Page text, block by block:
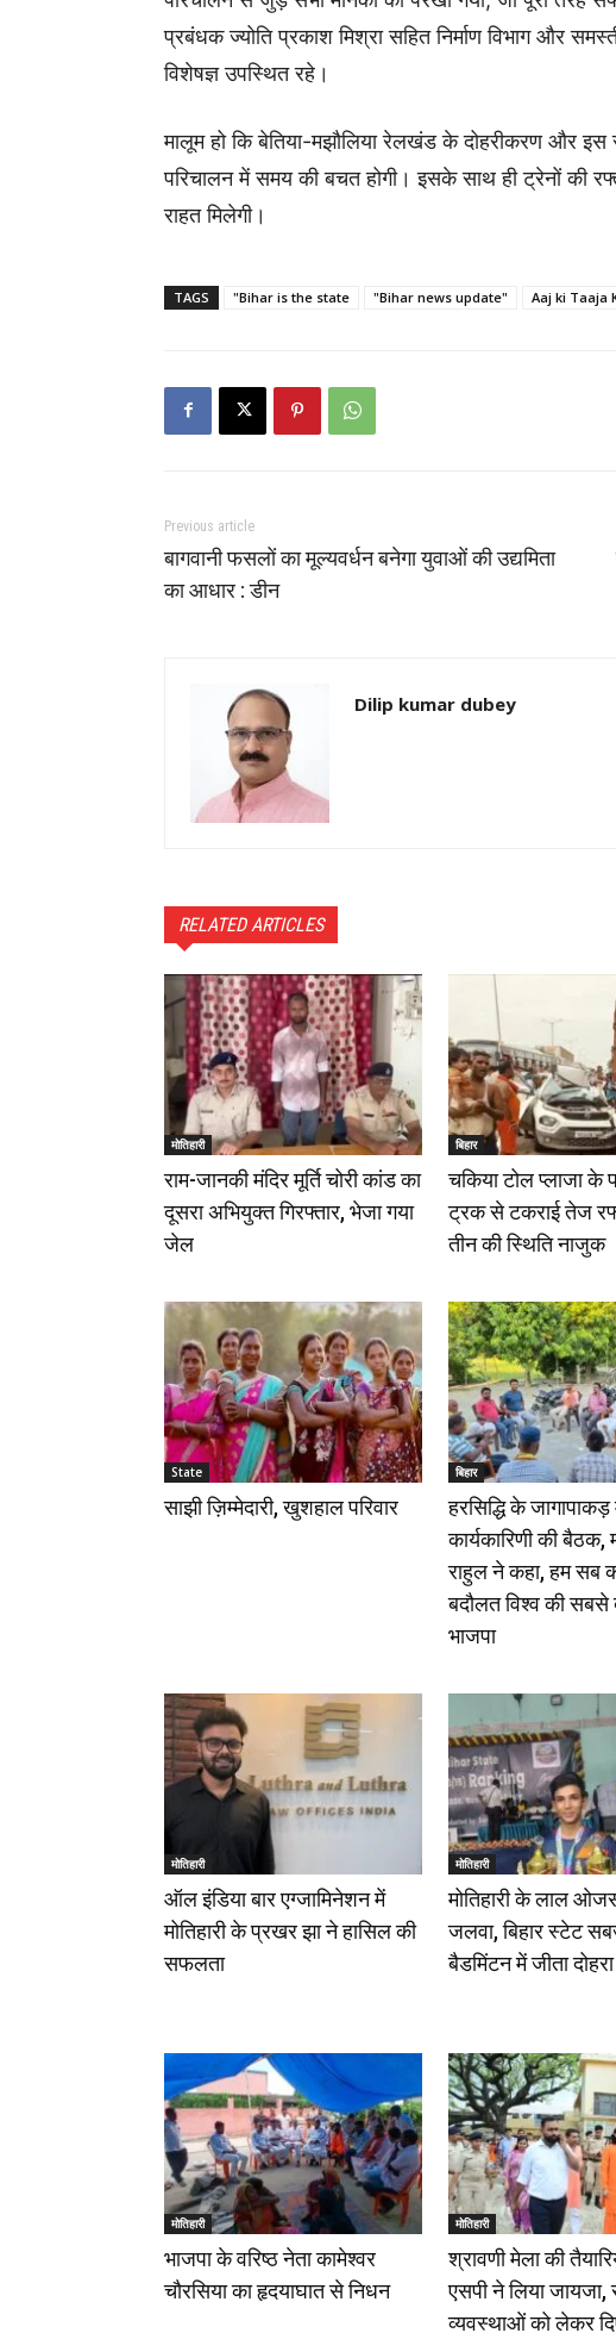
प्रबंधक ज्योति प्रकाश मिश्रा सहित निर्माण विभाग और
विशेषज्ञ उपस्थित रहे।
मालूम हो कि बेतिया-मझौलिया रेलखंड के दोहरीकरण और
परिचालन में समय की बचत होगी। इसके साथ ही ट्रेनों की
राहत मिलेगी।
TAGS "Bihar is the state "Bihar news update" Aaj ki Taaja
Previous article
बागवानी फसलों का मूल्यवर्धन बनेगा युवाओं की उद्यमिता
का आधार : डीन
Dilip kumar dubey
RELATED ARTICLES
मोतिहारी
राम-जानकी मंदिर मूर्ति चोरी कांड का
दूसरा अभियुक्त गिरफ्तार, भेजा गया
जेल
बिहार
चकिया टोल प्लाजा के
ट्रक से टकराई तेज
तीन की स्थिति नाजुक
State
साझी ज़िम्मेदारी, खुशहाल परिवार
बिहार
हरसिद्धि के
कार्यकारिणी की बैठक,
राहुल ने कहा, हम सब
बदौलत विश्व की सबसे
भाजपा
मोतिहारी
ऑल इंडिया बार एग्जामिनेशन में
मोतिहारी के प्रखर झा ने हासिल की
सफलता
मोतिहारी
मोतिहारी के लाल
जलवा, बिहार स्टेट
बैडमिंटन में जीता
मोतिहारी
भाजपा के वरिष्ठ नेता कामेश्वर
चौरसिया का हृदयाघात से निधन
मोतिहारी
श्रावणी मेला की
एसपी ने लिया जायजा,
व्यवस्थाओं को लेकर